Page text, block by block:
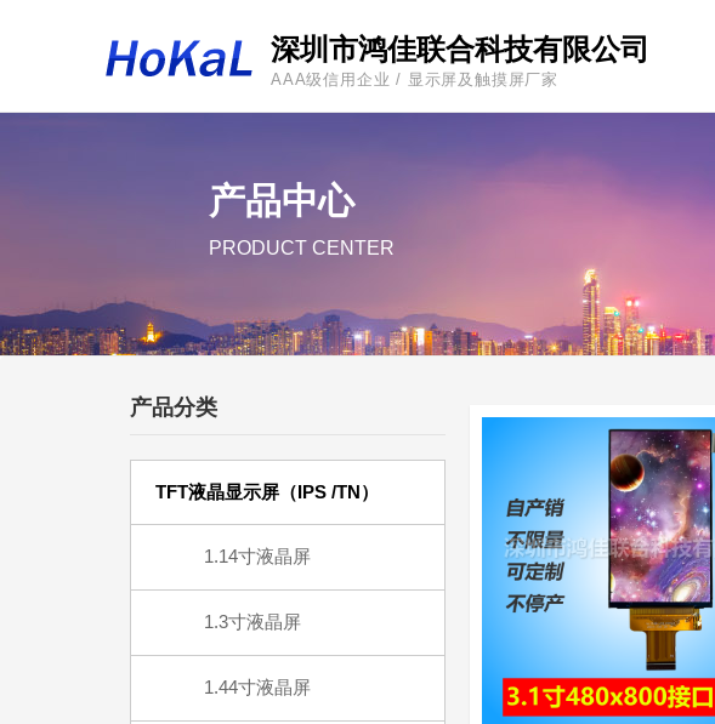
深圳市鸿佳联合科技有限公司
AAA级信用企业 / 显示屏及触摸屏厂家
产品中心
PRODUCT CENTER
产品分类
TFT液晶显示屏（IPS /TN）
1.14寸液晶屏
1.3寸液晶屏
1.44寸液晶屏